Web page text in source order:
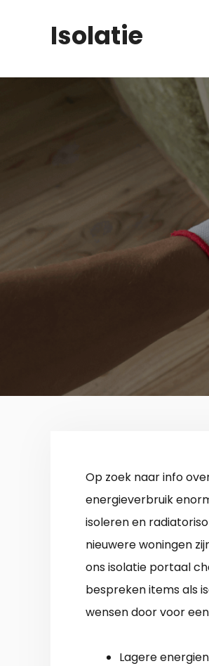
Isolatie
Op zoek naar info
energieverbruik
isoleren en
nieuwere woningen
ons isolatie portaal
bespreken items als
wensen door voor
Lagere